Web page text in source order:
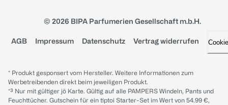
© 2026 BIPA Parfumerien Gesellschaft m.b.H.
AGB Impressum Datenschutz Vertrag widerrufen
* Produkt gesponsert vom Hersteller. Weitere Informationen zum
Werbetreibenden direkt beim jeweiligen Produkt.
*³ Nur mit gültiger jö Karte. Gültig auf alle PAMPERS Windeln, Pants und
Feuchttücher. Gutschein für ein tiptoi Starter-Set im Wert von 54.99 €,